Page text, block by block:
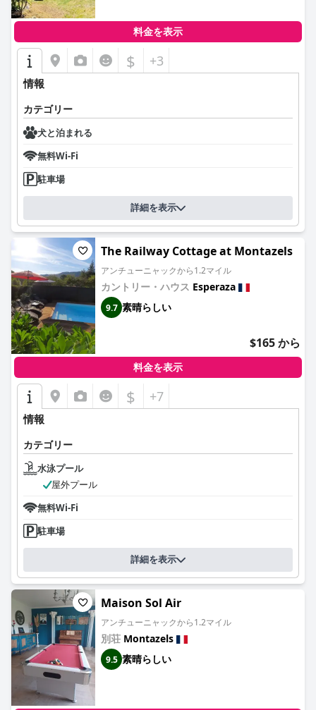
料金を表示
$ +3
情報
カテゴリー
犬と泊まれる
無料Wi-Fi
駐車場
詳細を表示
The Railway Cottage at Montazels
アンチューニャックから1.2マイル
カントリー・ハウス Esperaza
9.7 素晴らしい
$165 から
料金を表示
$ +7
情報
カテゴリー
水泳プール
屋外プール
無料Wi-Fi
駐車場
詳細を表示
Maison Sol Air
アンチューニャックから1.2マイル
別荘 Montazels
9.5 素晴らしい